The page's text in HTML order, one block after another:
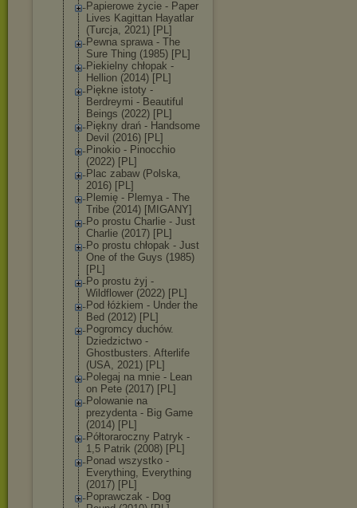
Papierowe życie - Paper
Lives Kagittan Hayatlar
(Turcja, 2021) [PL]
Pewna sprawa - The
Sure Thing (1985) [PL]
Piekielny chłopak -
Hellion (2014) [PL]
Piękne istoty -
Berdreymi - Beautiful
Beings (2022) [PL]
Piękny drań - Handsome
Devil (2016) [PL]
Pinokio - Pinocchio
(2022) [PL]
Plac zabaw (Polska,
2016) [PL]
Plemię - Plemya - The
Tribe (2014) [MIGANY]
Po prostu Charlie - Just
Charlie (2017) [PL]
Po prostu chłopak - Just
One of the Guys (1985)
[PL]
Po prostu żyj -
Wildflower (2022) [PL]
Pod łóżkiem - Under the
Bed (2012) [PL]
Pogromcy duchów.
Dziedzictwo -
Ghostbusters. Afterlife
(USA, 2021) [PL]
Polegaj na mnie - Lean
on Pete (2017) [PL]
Polowanie na
prezydenta - Big Game
(2014) [PL]
Półtoraroczny Patryk -
1,5 Patrik (2008) [PL]
Ponad wszystko -
Everything, Everything
(2017) [PL]
Poprawczak - Dog